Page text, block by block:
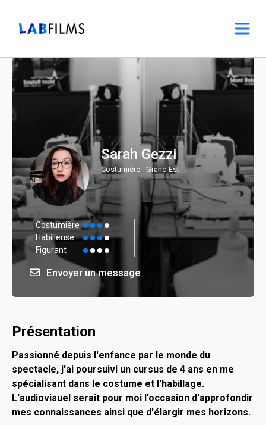
Sarah Gezzi
Costumière - Grand Est
Costumière
Habilleuse
Figurant
Envoyer un message
Présentation
Passionné depuis l'enfance par le monde du
spectacle, j'ai poursuivi un cursus de 4 ans en me
spécialisant dans le costume et l'habillage.
L'audiovisuel serait pour moi l'occasion d'approfondir
mes connaissances ainsi que d'élargir mes horizons.